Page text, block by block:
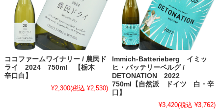
ココファームワイナリー / 農民ド
ライ 2024 750ml 【栃木
辛口白】
¥2,300(税込 ¥2,530)
Immich-Batterieberg イミッ
ヒ・バッテリーベルグ /
DETONATION 2022
750ml【自然派 ドイツ 白・辛
口】
¥3,420(税込 ¥3,762)